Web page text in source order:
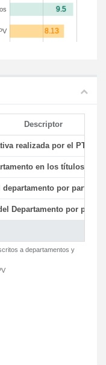
Descriptor
realizada por el PTGAS
en los títulos de
por parte
Departamento por parte
a departamentos y